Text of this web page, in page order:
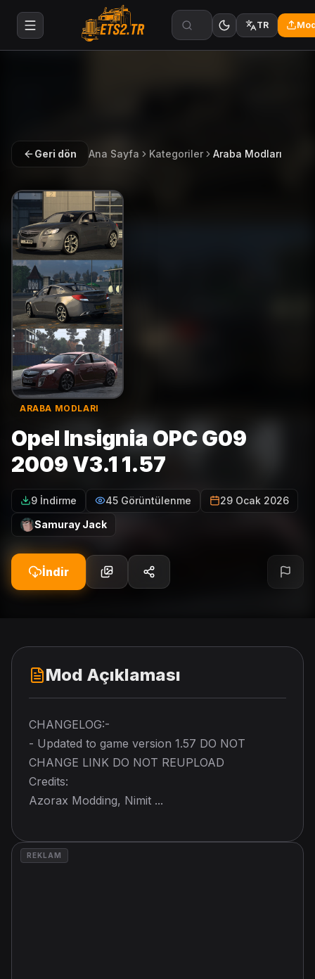
TR
Geri dön Ana Sayfa Kategoriler Araba Modları
ARABA MODLARI
Opel Insignia OPC G09
2009 V3.1 1.57
9 İndirme 45 Görüntülenme
29 Ocak 2026
Samuray Jack
İndir
Mod Açıklaması
CHANGELOG:-
- Updated to game version 1.57 DO NOT
CHANGE LINK DO NOT REUPLOAD
Credits:
Azorax Modding, Nimit ...
REKLAM